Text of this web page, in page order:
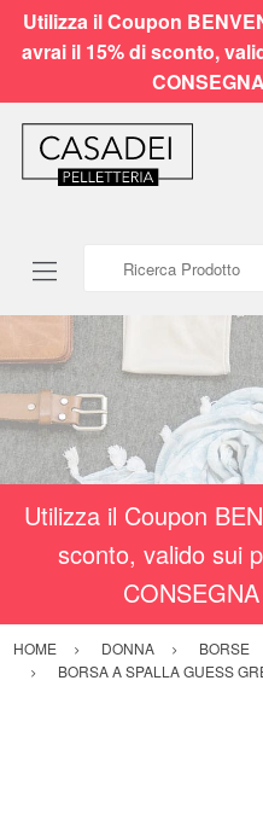
Utilizza il Coupon
avrai il 15% di sconto,
Utilizza il Coupon
sconto, valido sui
HOME DONNA BORSE
BORSA A SPALLA GUESS